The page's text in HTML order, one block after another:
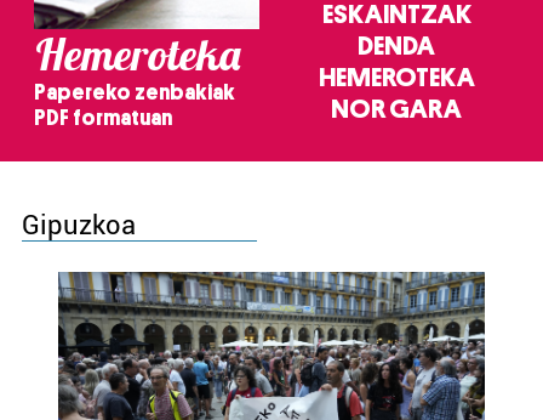
Hemeroteka
Papereko zenbakiak
PDF formatuan
ESKAINTZAK
DENDA
HEMEROTEKA
NOR GARA
Gipuzkoa